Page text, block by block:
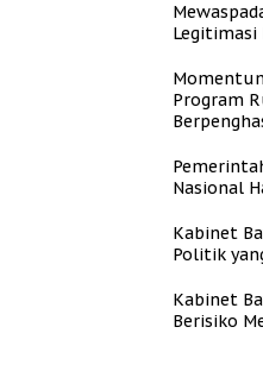
Legitimasi
Program
Nasional
Kabinet
Politik
Kabinet
Berisiko